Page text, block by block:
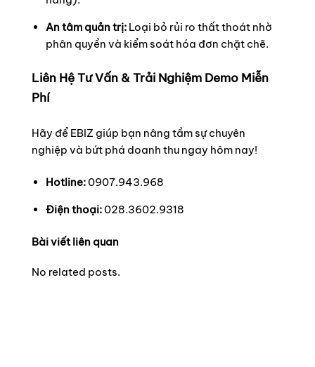
An tâm quản trị: Loại bỏ rủi ro thất thoát nhờ
phân quyền và kiểm soát hóa đơn chặt chẽ.
Liên Hệ Tư Vấn & Trải Nghiệm Demo Miễn
Phí
Hãy để EBIZ giúp bạn nâng tầm sự chuyên
nghiệp và bứt phá doanh thu ngay hôm nay!
Hotline:0907.943.968
Điện thoại:028.3602.9318
Bài viết liên quan
No related posts.